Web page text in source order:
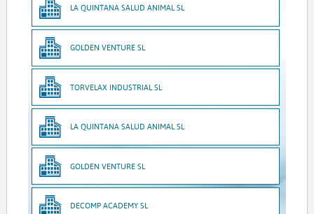
LA QUINTANA SALUD ANIMAL SL
GOLDEN VENTURE SL
TORVELAX INDUSTRIAL SL
LA QUINTANA SALUD ANIMAL SL
GOLDEN VENTURE SL
DECOMP ACADEMY SL